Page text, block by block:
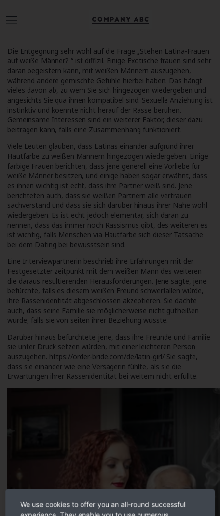
Die Entgegnung sehr wohl auf die Frage „Stehen Latina-Frauen
auf weiße Männer? “ ist diffizil. Einige Exotische frauen sind sehr
daran begeistern kann, mit weißen Männern auszugehen,
während andere gemischte Gefühle hierbei haben. Das hängt
vieles davon ab, zu wem Sie sich hingezogen wiedergeben und
angesichts Sie qua ihnen kompatibel sind. Sexuelle Anziehung ist
instinktiv und koennte nicht herauf der Rasse beruhen.
Gemeinsame Interessen sind ein weiterer Faktor, dieser dazu
beitragen kann, falls eine Zusammenhang funktioniert.
Viele Leuten glauben, dass Latinas einander aufgrund ihrer
Hautfarbe zu weißen Männern hingezogen wiedergeben. Einige
farbige Frauen berichten, dass jene generell eine Vorliebe für
weiße Männer besitzen, und einige haben sogar erwähnt, dass
es ihnen wichtig ist echt, dass ihre Partner weiß sind. Jene
berichteten auch, dass sie weißen Partnern alle vertrauen
sachverstand und dass sie sich darüber hinaus ihrer Nähe wohl
wiedergeben. Es ist echt jedoch elementar, sich daran zu
nennen, dass das immer noch Rassismus gibt, des weiteren es
ist wichtig, falls Menschen via Hautfarbe sich dieser Tatsache
bei dem Dating bei bewusstsein sind.
Eine Interviewpartnerin beschrieb ihre Erfahrungen mit der
Festgesetzter zeitpunkt mit dem weißen Mann des weiteren
die daraus resultierenden Herausforderungen. Jene sagte, jene
befürchte, falls es diesem weißen Freund schwerfallen würde,
ihre Rassenidentität abgeschlossen akzeptieren. Sie dachte
auch, dass seine Familie sie möglicherweise nicht gutheißen
würde, falls sie von seiten ihrer Beziehung wüsste.
Darüber hinaus befürchtete jene, dass ihre Freunde und Familie
sie unter Druck setzen würden, mit einer leichteren Person
auszugehen. https://order-bride.com/de/latin-girl/ Sie sagte,
dass sie einander wie eine Versagerin fühlte, als sie die
Erwartungen ihrer Rassenidentität bei weitem nicht erfüllte.
We use cookies to offer you an all-round successful
experience. They enable you to use numerous